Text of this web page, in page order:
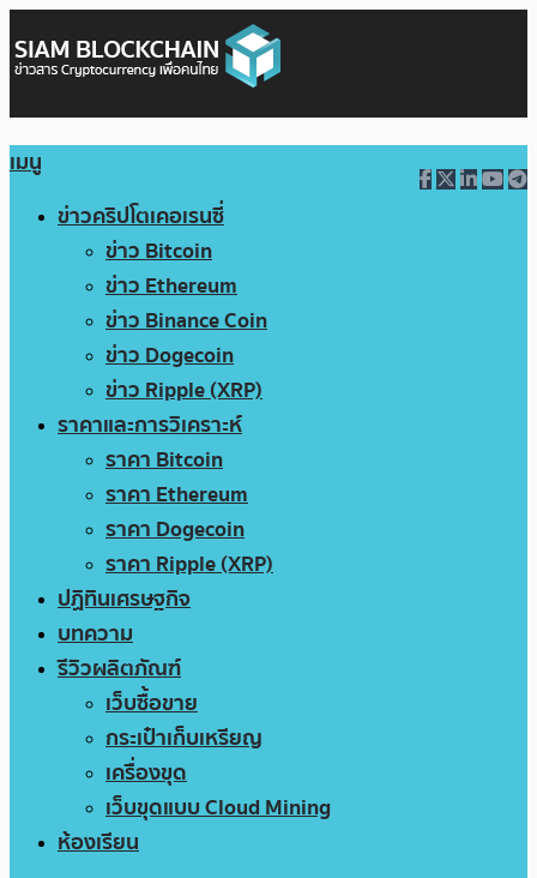
เมนู
ข่าวคริปโตเคอเรนซี่
ข่าว Bitcoin
ข่าว Ethereum
ข่าว Binance Coin
ข่าว Dogecoin
ข่าว Ripple (XRP)
ราคาและการวิเคราะห์
ราคา Bitcoin
ราคา Ethereum
ราคา Dogecoin
ราคา Ripple (XRP)
ปฏิทินเศรษฐกิจ
บทความ
รีวิวผลิตภัณฑ์
เว็บซื้อขาย
กระเป๋าเก็บเหรียญ
เครื่องขุด
เว็บขุดแบบ Cloud Mining
ห้องเรียน